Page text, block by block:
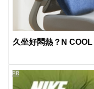
久坐好悶熱？N
PR